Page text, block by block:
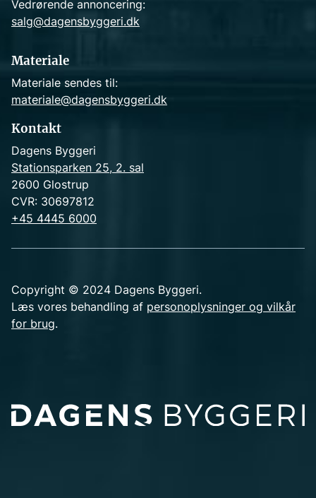
Vedrørende annoncering:
salg@dagensbyggeri.dk
Materiale
Materiale sendes til:
materiale@dagensbyggeri.dk
Kontakt
Dagens Byggeri
Stationsparken 25, 2. sal
2600 Glostrup
CVR: 30697812
+45 4445 6000
Copyright © 2024 Dagens Byggeri.
Læs vores behandling af personoplysninger og vilkår
for brug.